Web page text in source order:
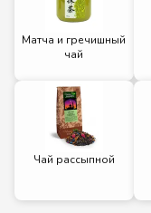
Матча и гречишный
чай
Чай рассыпной